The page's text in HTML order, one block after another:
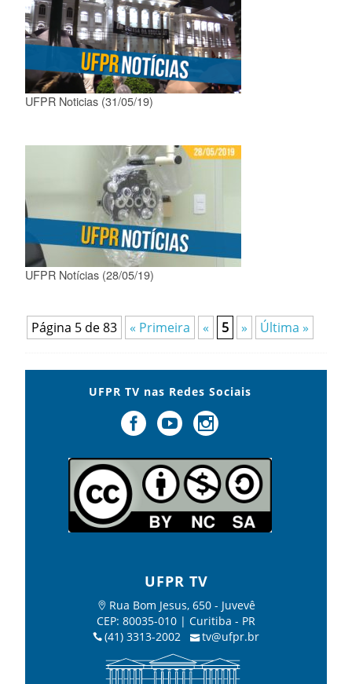
UFPR Noticias (31/05/19)
UFPR Notícias (28/05/19)
Página 5 de 83 « Primeira « 5 » Última »
UFPR TV nas Redes Sociais
UFPR TV
Rua Bom Jesus, 650 - Juvevê
CEP: 80035-010 | Curitiba - PR
(41) 3313-2002
tv@ufpr.br